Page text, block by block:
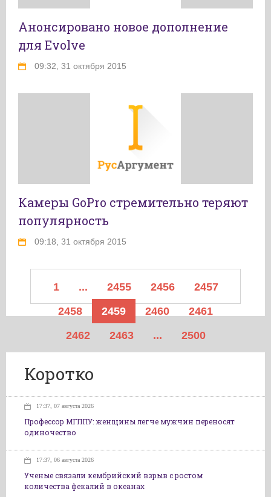
Анонсировано новое дополнение
для Evolve
09:32, 31 октября 2015
Камеры GoPro стремительно теряют
популярность
09:18, 31 октября 2015
1 ... 2455 2456
2457
2458
2459 2460
2461
2462
2463 ... 2500
Коротко
17:37, 07 августа 2026
Профессор МГППУ: женщины легче мужчин переносят
одиночество
17:37, 06 августа 2026
Ученые связали кембрийский взрыв с ростом
количества фекалий в океанах